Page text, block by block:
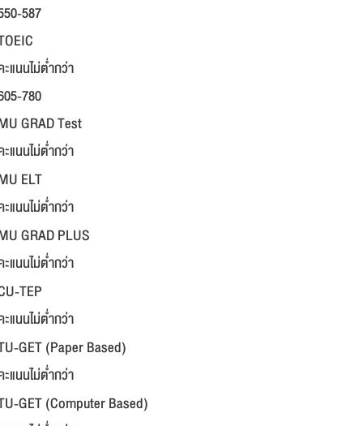
587
แนนไม่ต่ำกว่า
780
GRAD Test
แนนไม่ต่ำกว่า
ELT
แนนไม่ต่ำกว่า
GRAD PLUS
แนนไม่ต่ำกว่า
TEP
แนนไม่ต่ำกว่า
GET (Paper Based)
แนนไม่ต่ำกว่า
GET (Computer Based)